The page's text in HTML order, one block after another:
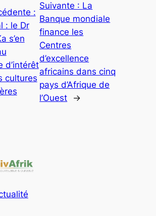
:
: le Dr
s’en
d’intérêt
cultures
Suivante : La
Banque mondiale
finance les
Centres
d’excellence
africains dans cinq
pays d’Afrique de
l’Ouest
→